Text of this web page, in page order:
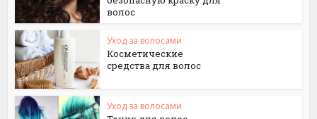
волос
Уход за волосами
Косметические
средства для волос
Уход за волосами